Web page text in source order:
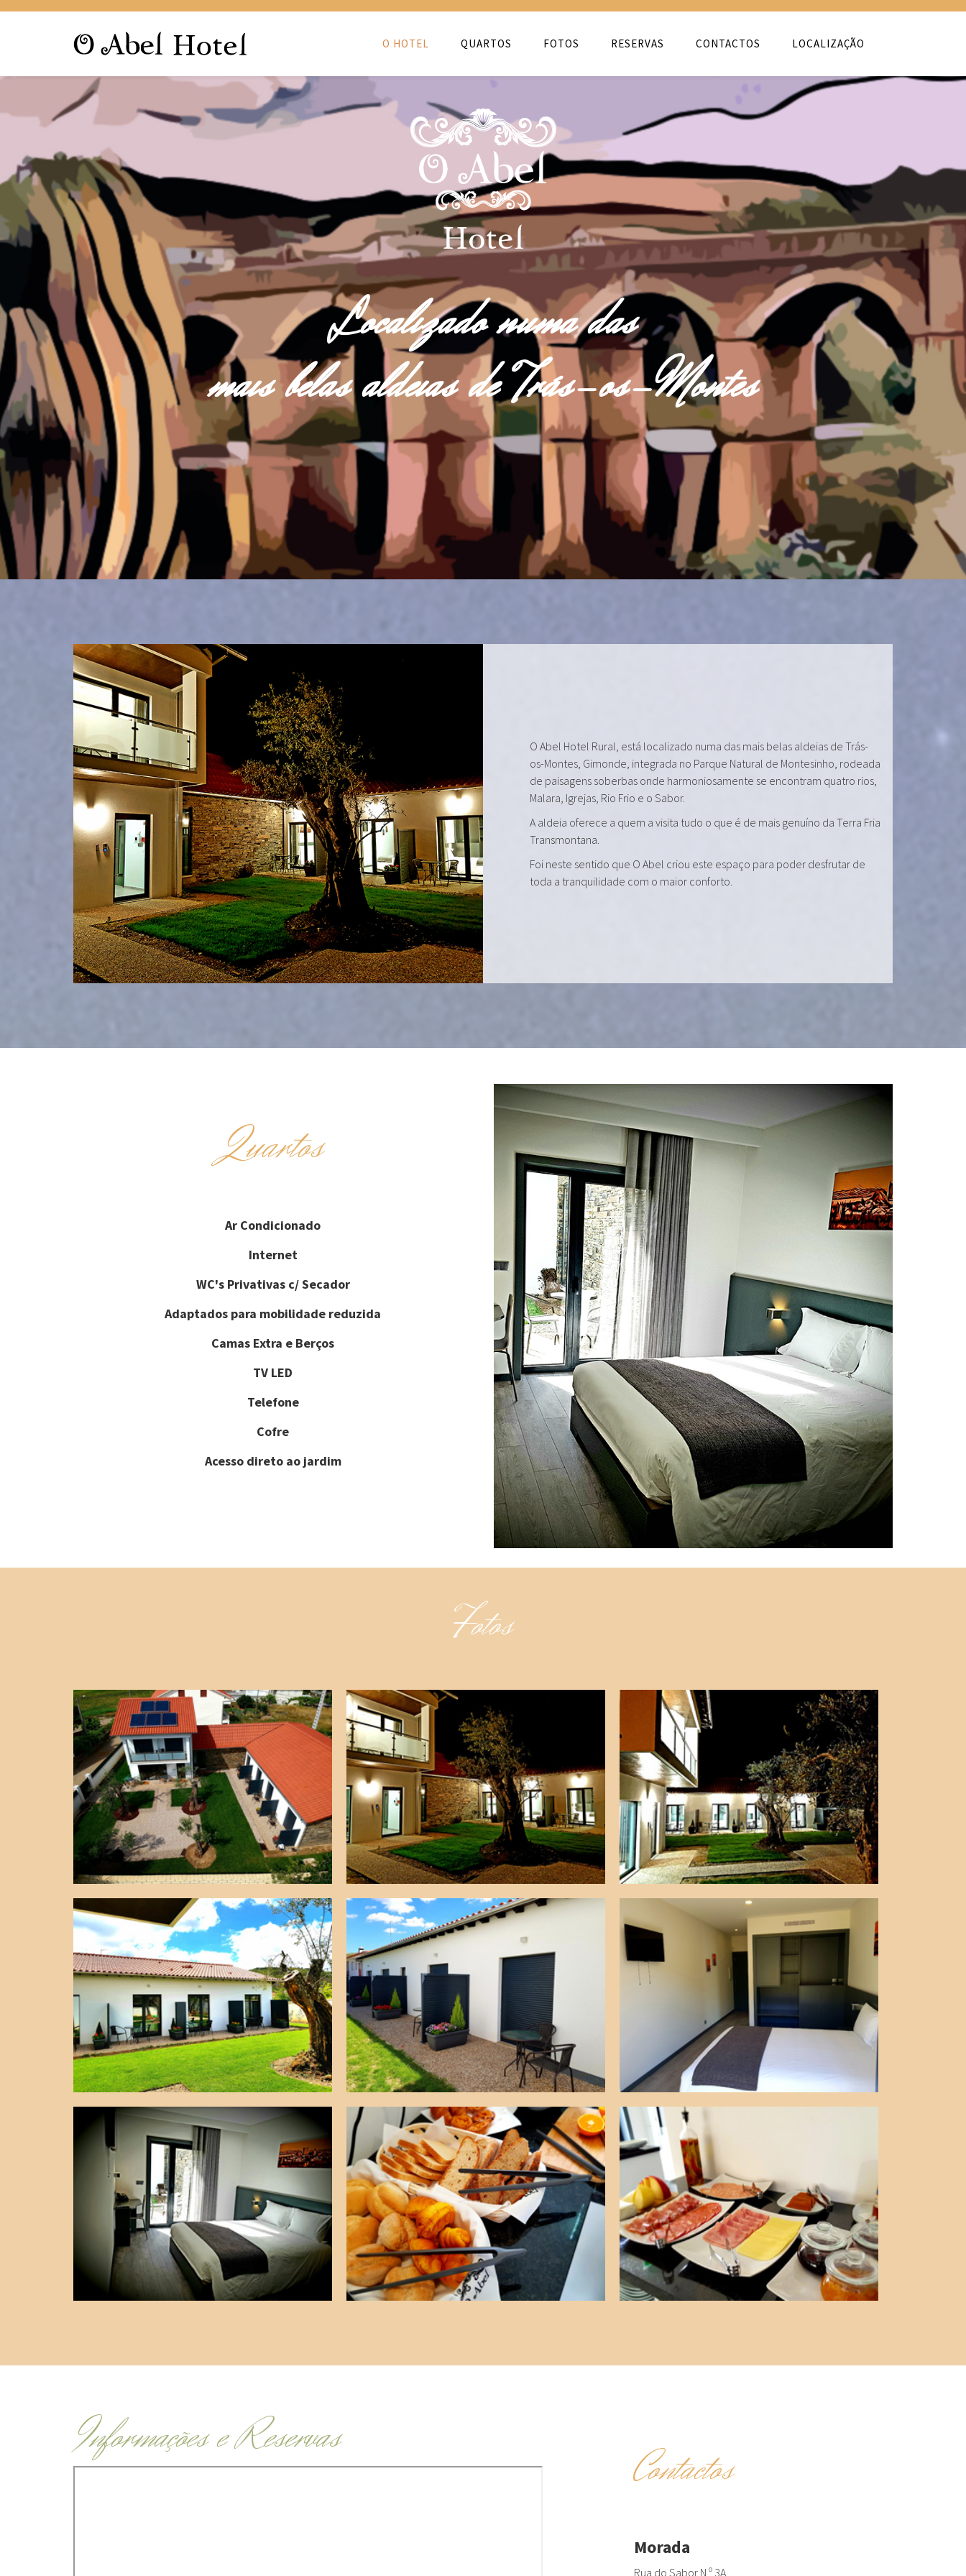
O HOTEL QUARTOS FOTOS RESERVAS CONTACTOS LOCALIZAÇÃO
Localizado numa das
mais belas aldeias de Trás-os-Montes
O Abel Hotel Rural, está localizado numa das mais belas aldeias de Trás-
os-Montes, Gimonde, integrada no Parque Natural de Montesinho, rodeada
de paisagens soberbas onde harmoniosamente se encontram quatro rios,
Malara, Igrejas, Rio Frio e o Sabor.
A aldeia oferece a quem a visita tudo o que é de mais genuíno da Terra Fria
Transmontana.
Foi neste sentido que O Abel criou este espaço para poder desfrutar de
toda a tranquilidade com o maior conforto.
Quartos
Ar Condicionado
Internet
WC's Privativas c/ Secador
Adaptados para mobilidade reduzida
Camas Extra e Berços
TV LED
Telefone
Cofre
Acesso direto ao jardim
Fotos
Informações e Reservas
Contactos
Morada
Rua do Sabor N.º 3A